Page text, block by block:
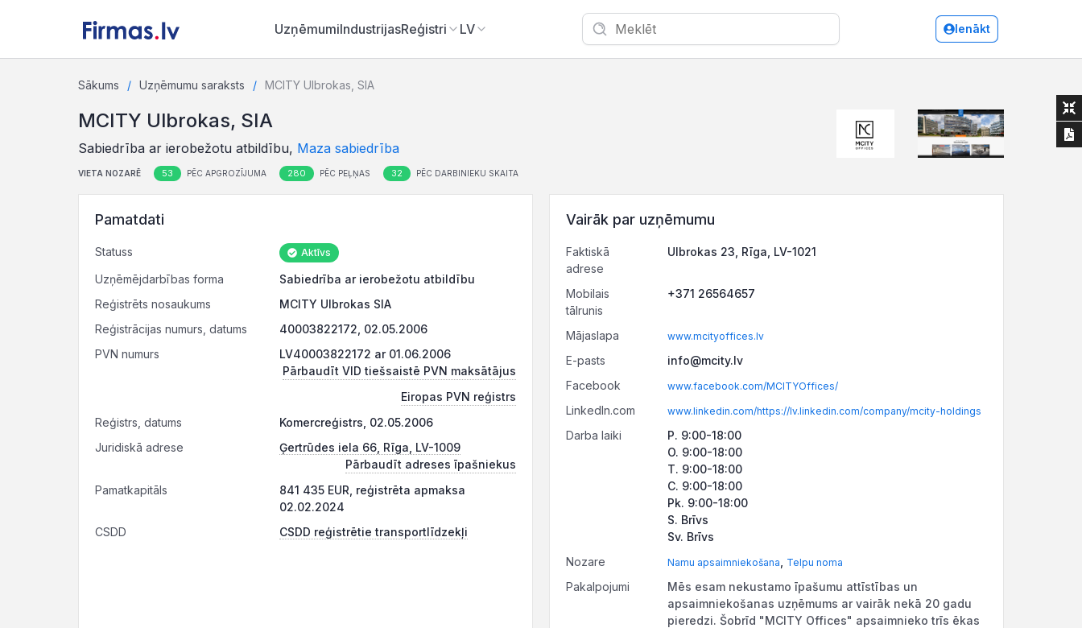
UzņēmumiIndustrijasReģistri LV Ienākt
Sākums Uzņēmumu saraksts MCITY Ulbrokas, SIA
MCITY Ulbrokas, SIA
Sabiedrība ar ierobežotu atbildību, Maza sabiedrība
VIETA NOZARĒ 53 PĒC APGROZĪJUMA 280 PĒC PEĻŅAS 32 PĒC DARBINIEKU SKAITA
Pamatdati
Statuss Aktīvs
Uzņēmējdarbības forma
Sabiedrība ar ierobežotu atbildību
Reģistrēts nosaukums
MCITY Ulbrokas SIA
Reģistrācijas numurs, datums
40003822172, 02.05.2006
PVN numurs
LV40003822172 ar 01.06.2006
Pārbaudīt VID tiešsaistē PVN maksātājus
Eiropas PVN reģistrs
Reģistrs, datums
Komercreģistrs, 02.05.2006
Juridiskā adrese
Ģertrūdes iela 66, Rīga, LV-1009
Pārbaudīt adreses īpašniekus
Pamatkapitāls
841 435 EUR, reģistrēta apmaksa
02.02.2024
CSDD
CSDD reģistrētie transportlīdzekļi
Vairāk par uzņēmumu
Faktiskā
adrese
Ulbrokas 23, Rīga, LV-1021
Mobilais
tālrunis
+371 26564657
Mājaslapa www.mcityoffices.lv
E-pasts
info@mcity.lv
Facebook
www.facebook.com/MCITYOffices/
LinkedIn.com www.linkedin.com/https://lv.linkedin.com/company/mcity-holdings
Darba laiki
P. 9:00-18:00
O. 9:00-18:00
T. 9:00-18:00
C. 9:00-18:00
Pk. 9:00-18:00
S. Brīvs
Sv. Brīvs
Nozare
Namu apsaimniekošana Telpu noma
Pakalpojumi
Mēs esam nekustamo īpašumu attīstības un
apsaimniekošanas uzņēmums ar vairāk nekā 20 gadu
pieredzi. Šobrīd "MCITY Offices" apsaimnieko trīs ēkas